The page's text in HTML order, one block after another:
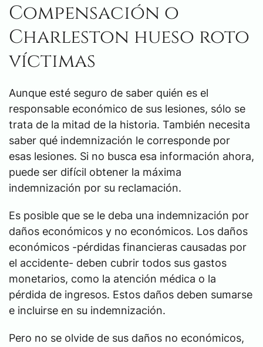
Compensación o
Charleston hueso roto
víctimas
Aunque esté seguro de saber quién es el
responsable económico de sus lesiones, sólo se
trata de la mitad de la historia. También necesita
saber qué indemnización le corresponde por
esas lesiones. Si no busca esa información ahora,
puede ser difícil obtener la máxima
indemnización por su reclamación.
Es posible que se le deba una indemnización por
daños económicos y no económicos. Los daños
económicos -pérdidas financieras causadas por
el accidente- deben cubrir todos sus gastos
monetarios, como la atención médica o la
pérdida de ingresos. Estos daños deben sumarse
e incluirse en su indemnización.
Pero no se olvide de sus daños no económicos,